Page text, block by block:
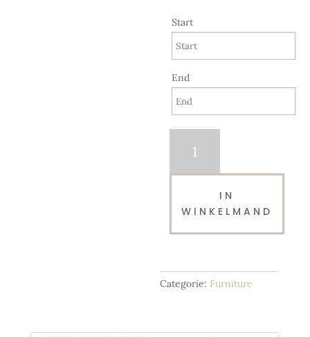
Start
End
Table
IN
WINKELMAND
Categorie: Furniture